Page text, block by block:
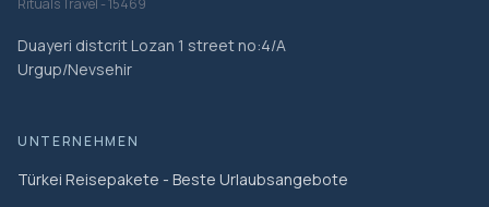
ernsthafte diätetische Einschränkungen vollständig
anzupassen.
mäßiges Gehen über ein paar Stunden und etwas
Stehen beim Essen: Um authentische lokale Orte zu
Rituals Travel - 15469
Duayeri distcrit Lozan 1 street no:4/A
Urgup/Nevsehir
UNTERNEHMEN
Türkei Reisepakete - Beste Urlaubsangebote